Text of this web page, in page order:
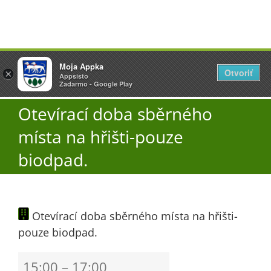
Přeskočit
na
obsah
Úřad
Otevírací doba sběrného
místa na hřišti-pouze
biodpad.
Otevírací doba sběrného místa na hřišti-
pouze biodpad.
15:00 – 17:00
×
Vyžlovka
AppSisto
- In Google Play
Otevřít
×
Moja Appka
Appsisto
Zadarmo - Google Play
Otvoriť